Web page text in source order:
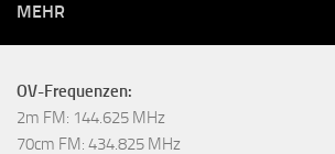
MEHR
OV-Frequenzen:
2m FM: 144.625 MHz
70cm FM: 434.825 MHz